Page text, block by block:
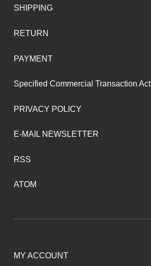
SHIPPING
RETURN
PAYMENT
Specified Commercial Transaction Act
PRIVACY POLICY
E-MAIL NEWSLETTER
RSS
ATOM
MY ACCOUNT